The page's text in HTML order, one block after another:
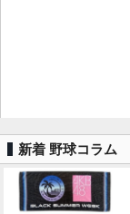
新着 野球コラム